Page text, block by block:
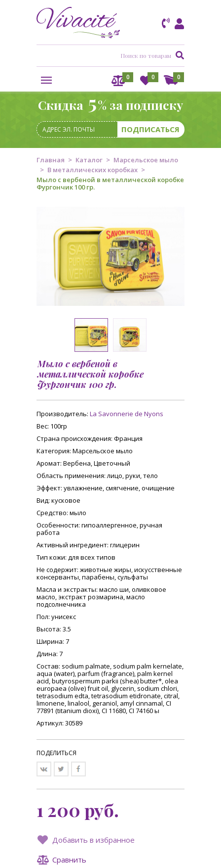
0
0
0
Скидка 5% за подписку
Главная Каталог
Марсельское мыло
В металлических коробках
Мыло с вербеной в металлической коробке
Фургончик 100 гр.
Мыло с вербеной в
металлической коробке
Фургончик 100 гр.
Производитель: La Savonnerie de Nyons
Вес: 100гр
Страна происхождения: Франция
Категория: Марсельское мыло
Аромат: Вербена, Цветочный
Область применения: лицо, руки, тело
Эффект: увлажнение, смягчение, очищение
Вид: кусковое
Средство: мыло
Особенности: гипоаллергенное, ручная
работа
Активный ингредиент: глицерин
Тип кожи: для всех типов
Не содержит: животные жиры, искусственные
консерванты, парабены, сульфаты
Масла и экстракты: масло ши, оливковое
масло, экстракт розмарина, масло
подсолнечника
Пол: унисекс
Высота: 3.5
Ширина: 7
Длина: 7
Состав: sodium palmate, sodium palm kernelate,
aqua (water), parfum (fragrance), palm kernel
acid, butyrospermum parkii (shea) butter*, olea
europaea (olive) fruit oil, glycerin, sodium chlori,
tetrasodium edta, tetrasodium etidronate, citral,
limonene, linalool, geraniol, amyl cinnamal, CI
77891 (titanium dioxi), CI 11680, CI 74160 ы
Артикул: 30589
ПОДЕЛИТЬСЯ
Добавить в избранное
Сравнить
1 200 руб.